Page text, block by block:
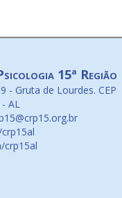
15ª Região
- Gruta de Lourdes. CEP
AL
crp15al